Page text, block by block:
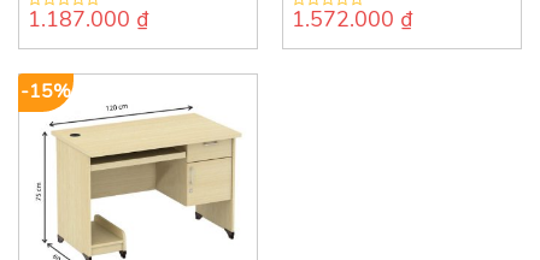
0
of
1.187.000 ₫
0
of
1.572.000 ₫
-15%